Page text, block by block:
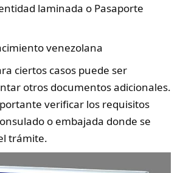
laminada o Pasaporte
venezolana
ciertos casos puede ser
otros documentos adicionales.
verificar los requisitos
o embajada donde se
trámite.